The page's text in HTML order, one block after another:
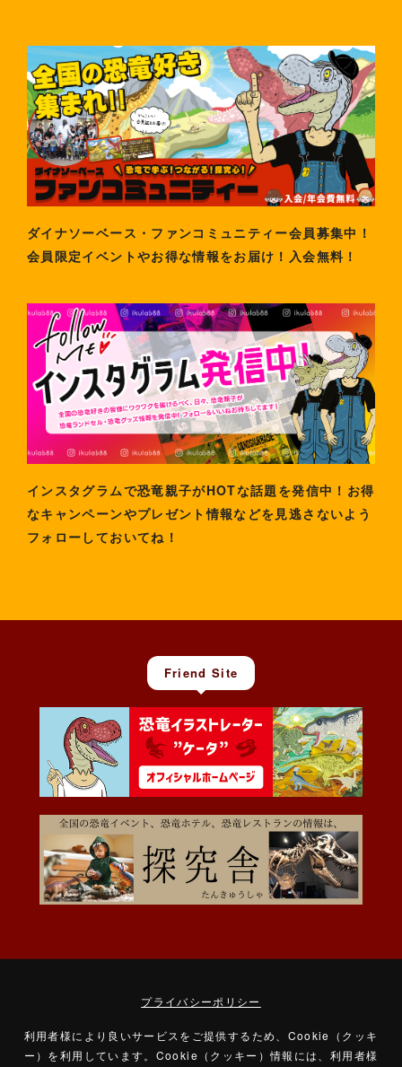
ダイナソーベース・ファンコミュニティー会員募集中！
会員限定イベントやお得な情報をお届け！入会無料！
インスタグラムで恐竜親子がHOTな話題を発信中！お得
なキャンペーンやプレゼント情報などを見逃さないよう
フォローしておいてね！
Friend Site
プライバシーポリシー
利用者様により良いサービスをご提供するため、Cookie（クッキ
ー）を利用しています。 Cookie（クッキー）情報には、利用者様